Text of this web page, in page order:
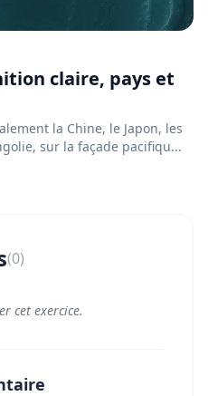
claire, pays et
la Chine, le Japon, les
sur la façade pacifiqu...
(0)
cet exercice.